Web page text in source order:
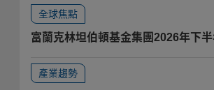
全球焦點
富蘭克林坦伯頓基金集團2026年下
產業趨勢